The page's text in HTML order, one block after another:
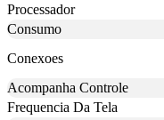
Processador
Consumo
Conexoes
Acompanha Controle
Frequencia Da Tela